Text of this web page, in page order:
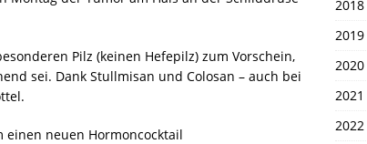
Pilz (keinen Hefepilz) zum Vorschein,
sei. Dank Stullmisan und Colosan – auch bei
einen neuen Hormoncocktail
2018
2019
2020
2021
2022